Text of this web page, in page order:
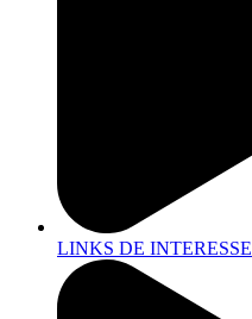
LINKS DE INTERESSE